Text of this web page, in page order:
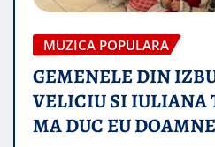
MUZICA POPULARA
GEMENELE DIN
VELICIU SI IULIANA
MA DUC EU DOAMNE